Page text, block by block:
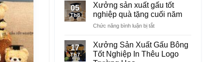
05
Th8
Xưởng sản xuất gấu tốt
nghiệp quà tặng cuối năm
Chức năng bình luận bị tắtở
sản
xuất
gấu
17
Th7
Xưởng Sản Xuất Gấu Bông
Tốt Nghiệp In Thêu Logo